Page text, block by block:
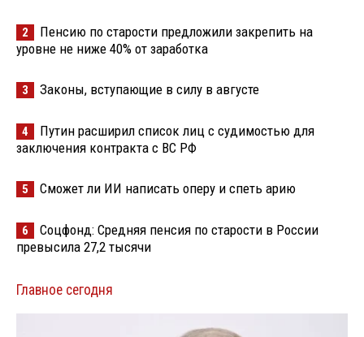
2
Пенсию по старости предложили закрепить на
уровне не ниже 40% от заработка
3 Законы, вступающие в силу в августе
4
Путин расширил список лиц с судимостью для
заключения контракта с ВС РФ
5 Сможет ли ИИ написать оперу и спеть арию
6
Соцфонд: Средняя пенсия по старости в России
превысила 27,2 тысячи
Главное сегодня